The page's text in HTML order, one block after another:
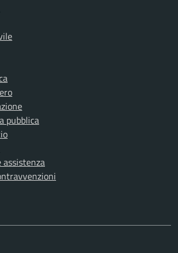
pubblica
assistenza